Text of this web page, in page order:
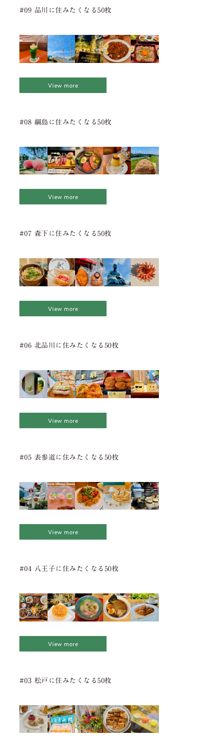
#09 品川に住みたくなる50枚
View more
#08 綱島に住みたくなる50枚
View more
#07 森下に住みたくなる50枚
View more
#06 北品川に住みたくなる50枚
View more
#05 表参道に住みたくなる50枚
View more
#04 八王子に住みたくなる50枚
View more
#03 松戸に住みたくなる50枚